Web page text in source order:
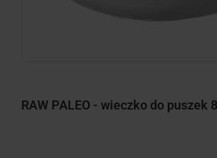
RAW PALEO - wieczko do puszek